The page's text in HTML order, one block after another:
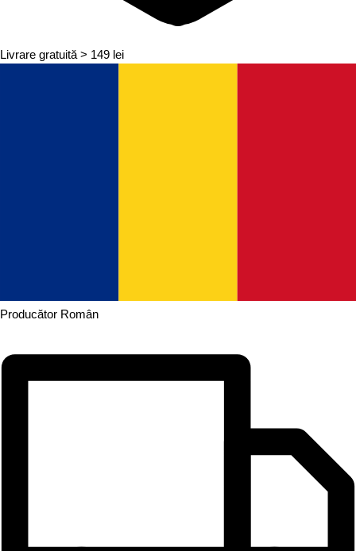
Livrare gratuită > 149 lei
Producător Român